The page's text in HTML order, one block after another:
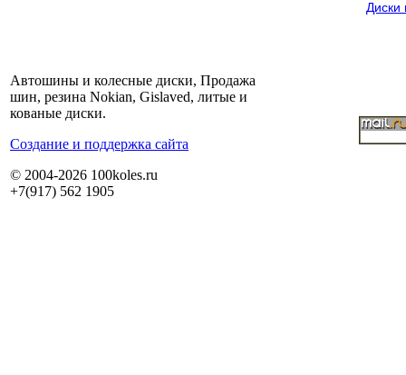
Автошины и колесные диски, Продажа
шин, резина Nokian, Gislaved, литые и
кованые диски.
Cоздание и поддержка сайта
© 2004-2026 100koles.ru
+7(917) 562 1905